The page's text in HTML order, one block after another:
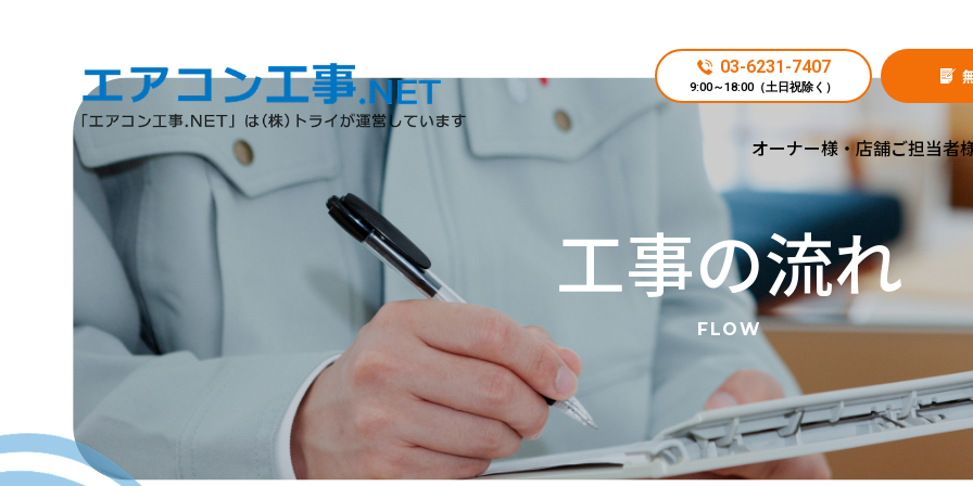
03-6231-7407
9:00～18:00（土日祝除く）
オーナー様・店舗ご担当者
オーナー様・店舗ご担当者様へ 施工実績
選ばれる理由
ALL IN ONEサービス
品質にこだわった施工
メンテナンス・サポート体制
よくあるご質問
工事の流れ
お知らせ
導入はレンタルがおすすめ エアコン工事.NETについて
工事の流れ
FLOW